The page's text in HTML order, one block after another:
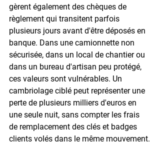
gèrent également des chèques de
règlement qui transitent parfois
plusieurs jours avant d'être déposés en
banque. Dans une camionnette non
sécurisée, dans un local de chantier ou
dans un bureau d'artisan peu protégé,
ces valeurs sont vulnérables. Un
cambriolage ciblé peut représenter une
perte de plusieurs milliers d'euros en
une seule nuit, sans compter les frais
de remplacement des clés et badges
clients volés dans le même mouvement.